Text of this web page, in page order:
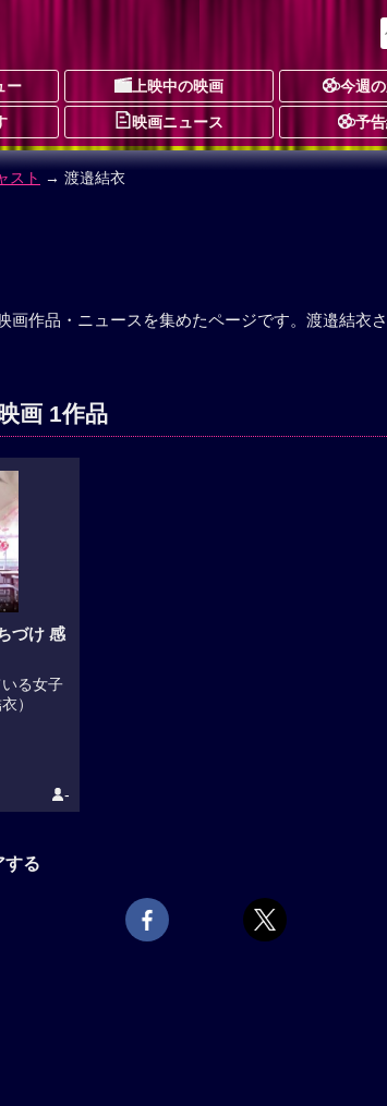
ー 上映中の映画 今週
映画ニュース 予
スト → 渡邉結衣
画作品・ニュースを集めたページです。渡邉結衣
画 1作品
づけ 感
る女子
）
-
する